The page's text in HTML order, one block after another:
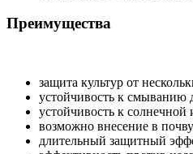
Преимущества
защита культур от
устойчивость к смыванию
устойчивость к солнечной
возможно внесение в почву
длительный защитный